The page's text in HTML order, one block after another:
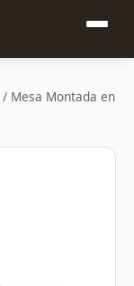
/ Mesa Montada en